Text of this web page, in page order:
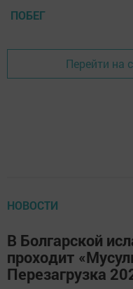
ПОБЕГ
Перейти на
НОВОСТИ
В Болгарской
проходит
Перезагрузка